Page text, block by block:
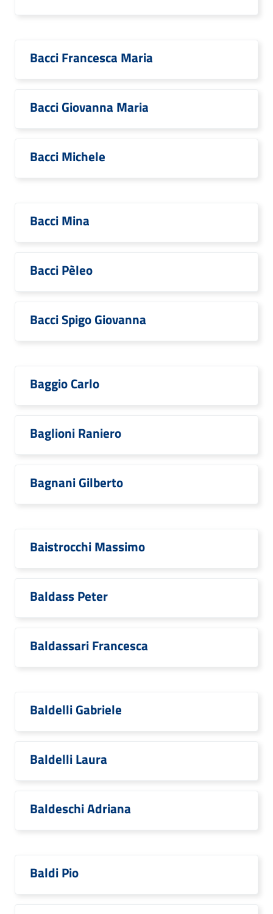
Bacci Francesca Maria
Bacci Giovanna Maria
Bacci Michele
Bacci Mina
Bacci Pèleo
Bacci Spigo Giovanna
Baggio Carlo
Baglioni Raniero
Bagnani Gilberto
Baistrocchi Massimo
Baldass Peter
Baldassari Francesca
Baldelli Gabriele
Baldelli Laura
Baldeschi Adriana
Baldi Pio